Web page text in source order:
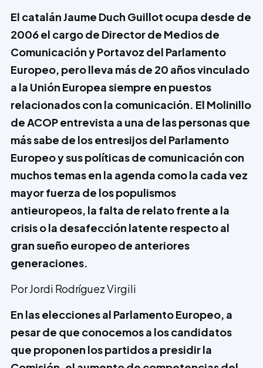
El catalán Jaume Duch Guillot ocupa desde de
2006 el cargo de Director de Medios de
Comunicación y Portavoz del Parlamento
Europeo, pero lleva más de 20 años vinculado
a la Unión Europea siempre en puestos
relacionados con la comunicación. El Molinillo
de ACOP entrevista a una de las personas que
más sabe de los entresijos del Parlamento
Europeo y sus políticas de comunicación con
muchos temas en la agenda como la cada vez
mayor fuerza de los populismos
antieuropeos, la falta de relato frente a la
crisis o la desafección latente respecto al
gran sueño europeo de anteriores
generaciones.
PorJordi Rodríguez Virgili
En las elecciones al Parlamento Europeo, a
pesar de que conocemos a los candidatos
que proponen los partidos a presidir la